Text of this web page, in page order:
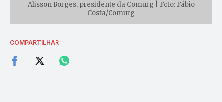
Alisson Borges, presidente da Comurg | Foto: Fábio
Costa/Comurg
COMPARTILHAR